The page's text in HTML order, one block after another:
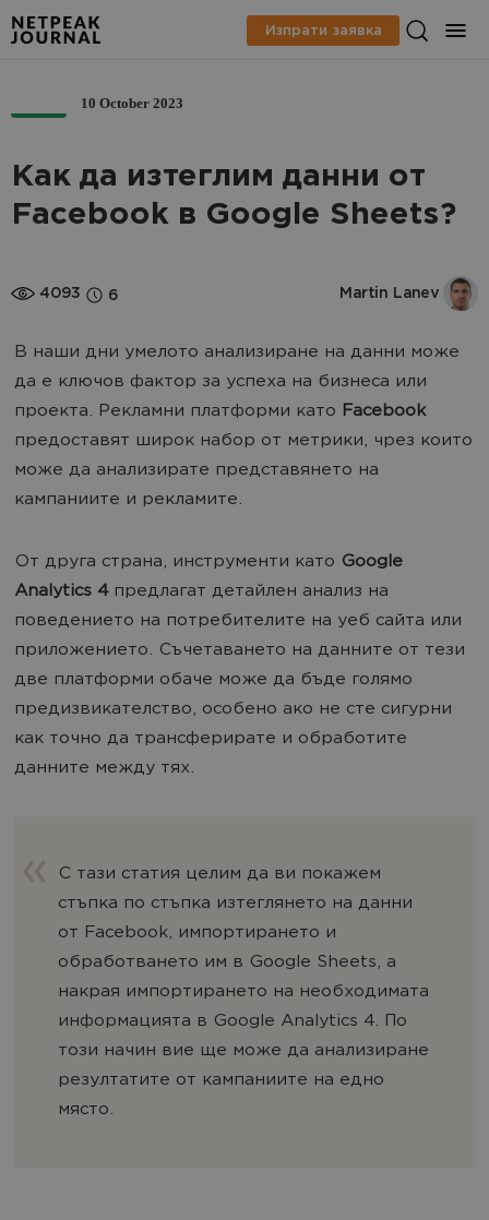
Изпрати заявка
10 October 2023
Как да изтеглим данни от
Facebook в Google Sheets?
4093 6 Martin Lanev
В наши дни умелото анализиране на данни може
да е ключов фактор за успеха на бизнеса или
проекта. Рекламни платформи като Facebook
предоставят широк набор от метрики, чрез които
може да анализирате представянето на
кампаниите и рекламите.
От друга страна, инструменти като Google
Analytics 4 предлагат детайлен анализ на
поведението на потребителите на уеб сайта или
приложението. Съчетаването на данните от тези
две платформи обаче може да бъде голямо
предизвикателство, особено ако не сте сигурни
как точно да трансферирате и обработите
данните между тях.
С тази статия целим да ви покажем
стъпка по стъпка изтеглянето на данни
от Facebook, импортирането и
обработването им в Google Sheets, а
накрая импортирането на необходимата
информацията в Google Analytics 4. По
този начин вие ще може да анализиране
резултатите от кампаниите на едно
място.